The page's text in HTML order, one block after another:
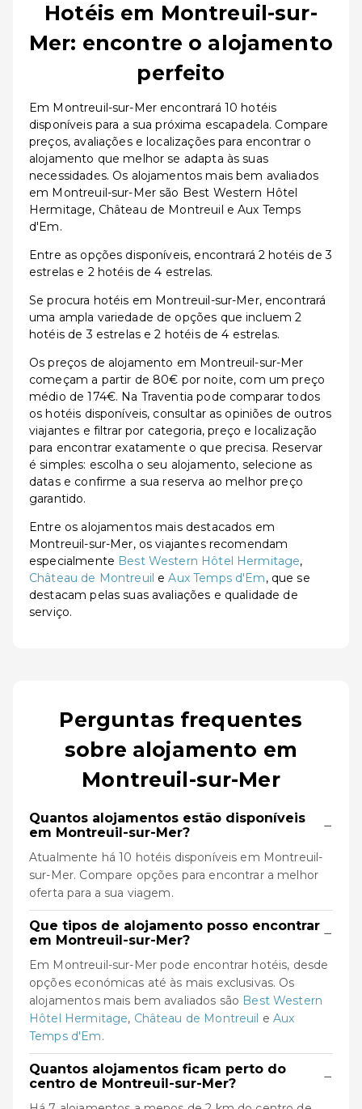
Hotéis em Montreuil-sur-
Mer: encontre o alojamento
perfeito
Em Montreuil-sur-Mer encontrará 10 hotéis
disponíveis para a sua próxima escapadela. Compare
preços, avaliações e localizações para encontrar o
alojamento que melhor se adapta às suas
necessidades. Os alojamentos mais bem avaliados
em Montreuil-sur-Mer são Best Western Hôtel
Hermitage, Château de Montreuil e Aux Temps
d'Em.
Entre as opções disponíveis, encontrará 2 hotéis de 3
estrelas e 2 hotéis de 4 estrelas.
Se procura hotéis em Montreuil-sur-Mer, encontrará
uma ampla variedade de opções que incluem 2
hotéis de 3 estrelas e 2 hotéis de 4 estrelas.
Os preços de alojamento em Montreuil-sur-Mer
começam a partir de 80€ por noite, com um preço
médio de 174€. Na Traventia pode comparar todos
os hotéis disponíveis, consultar as opiniões de outros
viajantes e filtrar por categoria, preço e localização
para encontrar exatamente o que precisa. Reservar
é simples: escolha o seu alojamento, selecione as
datas e confirme a sua reserva ao melhor preço
garantido.
Entre os alojamentos mais destacados em
Montreuil-sur-Mer, os viajantes recomendam
especialmente Best Western Hôtel Hermitage,
Château de Montreuil eAux Temps d'Em, que se
destacam pelas suas avaliações e qualidade de
serviço.
Perguntas frequentes
sobre alojamento em
Montreuil-sur-Mer
Quantos alojamentos estão disponíveis
em Montreuil-sur-Mer?
−
Atualmente há 10 hotéis disponíveis em Montreuil-
sur-Mer. Compare opções para encontrar a melhor
oferta para a sua viagem.
Que tipos de alojamento posso encontrar
em Montreuil-sur-Mer?
−
Em Montreuil-sur-Mer pode encontrar hotéis, desde
opções económicas até às mais exclusivas. Os
alojamentos mais bem avaliados são Best Western
Hôtel Hermitage, Château de Montreuil eAux
Temps d'Em.
Quantos alojamentos ficam perto do
centro de Montreuil-sur-Mer?
−